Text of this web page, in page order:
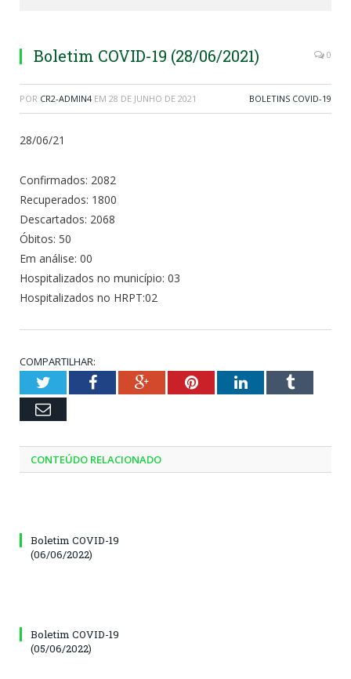
Boletim COVID-19 (28/06/2021) 0
POR CR2-ADMIN4 EM 28 DE JUNHO DE 2021 BOLETINS COVID-19
28/06/21
Confirmados: 2082
Recuperados: 1800
Descartados: 2068
Óbitos: 50
Em análise: 00
Hospitalizados no município: 03
Hospitalizados no HRPT:02
COMPARTILHAR:
TwitterFacebookGoogle+PinterestLinkedInTumblr
Email
CONTEÚDO RELACIONADO
Boletim COVID-19
(06/06/2022)
Boletim COVID-19
(05/06/2022)